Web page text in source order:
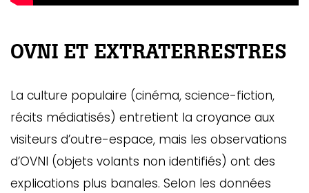
OVNI ET EXTRATERRESTRES
La culture populaire (cinéma, science-fiction,
récits médiatisés) entretient la croyance aux
visiteurs d’outre-espace, mais les observations
d’OVNI (objets volants non identifiés) ont des
explications plus banales. Selon les données